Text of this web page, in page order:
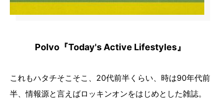
Polvo『Today's Active Lifestyles』
これもハタチそこそこ、20代前半くらい、時は90年代前
半、情報源と言えばロッキンオンをはじめとした雑誌。